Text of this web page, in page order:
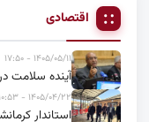
اقتصادی
۱۴۰۵/۰۵/۱۱ - ۱۷:۵۰
آینده سلامت
۱۴۰۵/۰۴/۲۲ - ۱۰:۵۳
استاندار